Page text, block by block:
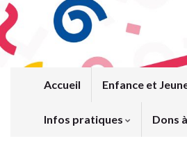
Accueil Enfance et
Infos pratiques Dons